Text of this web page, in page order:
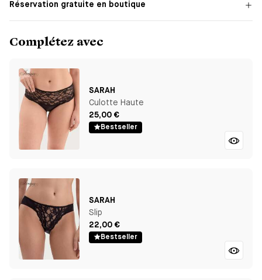
Réservation gratuite en boutique
Complétez avec
SARAH
Culotte Haute
25,00 €
Bestseller
SARAH
Slip
22,00 €
Bestseller